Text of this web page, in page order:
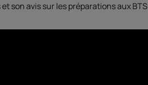
son avis sur les préparations aux BTS